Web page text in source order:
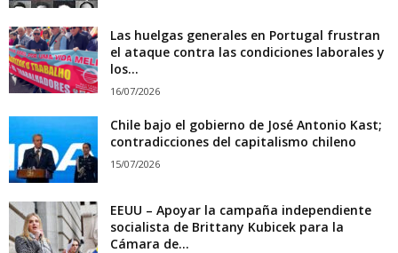
Las huelgas generales en Portugal frustran
el ataque contra las condiciones laborales y
los...
16/07/2026
Chile bajo el gobierno de José Antonio Kast;
contradicciones del capitalismo chileno
15/07/2026
EEUU – Apoyar la campaña independiente
socialista de Brittany Kubicek para la
Cámara de...